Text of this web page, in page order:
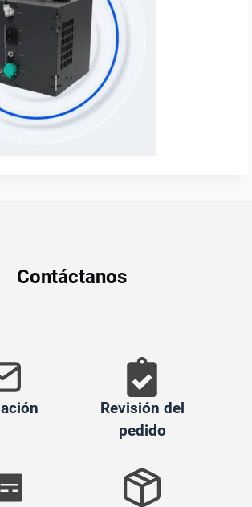
Contáctanos
Revisión del
pedido